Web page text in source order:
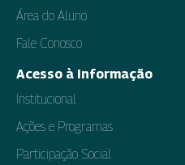
Área do Aluno
Fale Conosco
Acesso à Informação
Institucional
Ações e Programas
Participação Social